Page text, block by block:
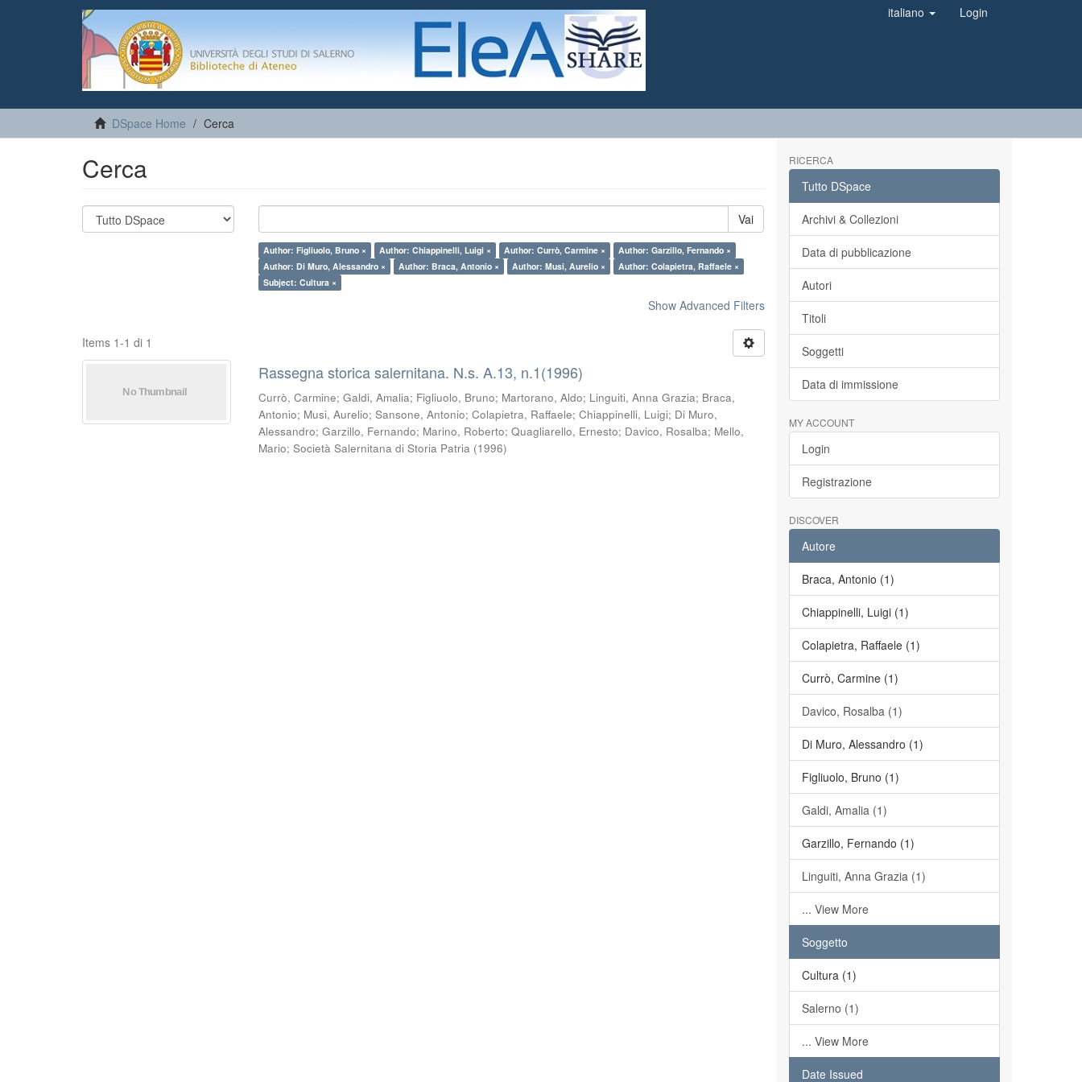
italiano Login
DSpace Home Cerca
Cerca
Vai
Author: Figliuolo, Bruno × Author: Chiappinelli, Luigi × Author: Currò, Carmine ×
Author: Garzillo, Fernando ×
Author: Di Muro, Alessandro ×
Author: Braca, Antonio × Author: Musi, Aurelio ×
Author: Colapietra, Raffaele ×
Subject: Cultura ×
Show Advanced Filters
Items 1-1 di 1
Rassegna storica salernitana. N.s. A.13, n.1(1996)
Currò, Carmine;Galdi, Amalia; Figliuolo, Bruno; Martorano, Aldo; Linguiti, Anna Grazia; Braca,
Antonio; Musi, Aurelio;Sansone, Antonio;Colapietra, Raffaele;Chiappinelli, Luigi; Di Muro,
Alessandro;Garzillo, Fernando; Marino, Roberto;Quagliarello, Ernesto; Davico, Rosalba; Mello,
Mario;Società Salernitana di Storia Patria (1996)
RICERCA
Tutto DSpace
Archivi & Collezioni
Data di pubblicazione
Autori
Titoli
Soggetti
Data di immissione
MY ACCOUNT
Login
Registrazione
DISCOVER
Autore
Braca, Antonio (1)
Chiappinelli, Luigi (1)
Colapietra, Raffaele (1)
Currò, Carmine (1)
Davico, Rosalba (1)
Di Muro, Alessandro (1)
Figliuolo, Bruno (1)
Galdi, Amalia (1)
Garzillo, Fernando (1)
Linguiti, Anna Grazia (1)
... View More
Soggetto
Cultura (1)
Salerno (1)
... View More
Date Issued